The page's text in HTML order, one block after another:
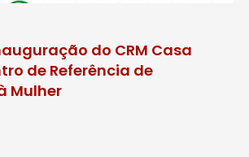
do CRM Casa
de Referência de
Mulher